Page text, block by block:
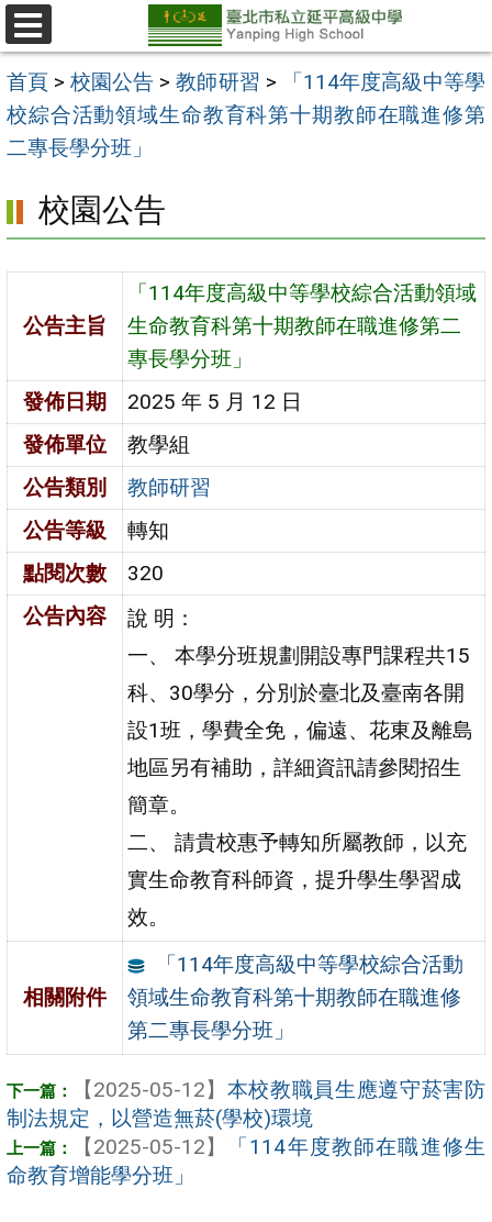
跳
至
主
要
內
選
單
首頁 >校園公告 >教師研習 >
「114年度高級中等學
校綜合活動領域生命教育科第十期教師在職進修第
二專長學分班」
校園公告
公告主旨
「114年度高級中等學校綜合活動領域
生命教育科第十期教師在職進修第二
專長學分班」
發佈日期
2025 年 5 月 12 日
發佈單位
教學組
公告類別
教師研習
公告等級
轉知
點閱次數
320
公告內容
說 明：
一、 本學分班規劃開設專門課程共15
科、30學分，分別於臺北及臺南各開
設1班，學費全免，偏遠、花東及離島
地區另有補助，詳細資訊請參閱招生
簡章。
二、 請貴校惠予轉知所屬教師，以充
實生命教育科師資，提升學生學習成
效。
相關附件
「114年度高級中等學校綜合活動
領域生命教育科第十期教師在職進修
第二專長學分班」
【2025-05-12】 本校教職員生應遵守菸害防
制法規定，以營造無菸(學校)環境
【2025-05-12】
「114年度教師在職進修生
命教育增能學分班」